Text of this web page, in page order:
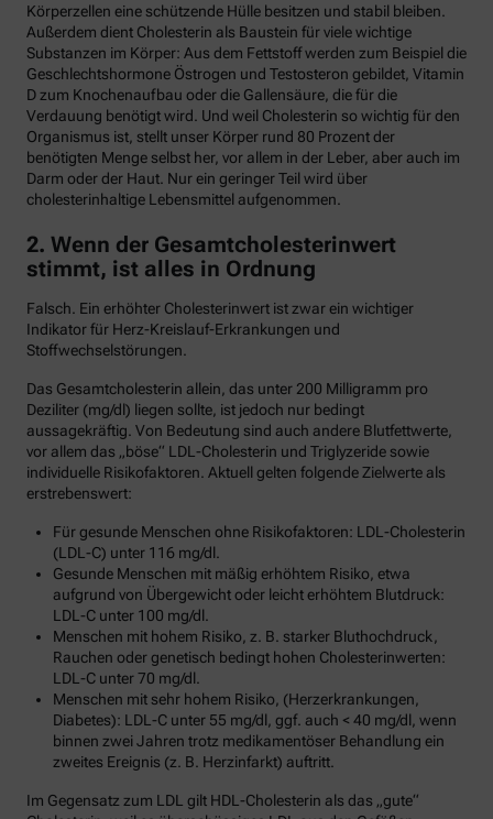
Körperzellen eine schützende Hülle besitzen und stabil bleiben.
Außerdem dient Cholesterin als Baustein für viele wichtige
Substanzen im Körper: Aus dem Fettstoff werden zum Beispiel die
Geschlechtshormone Östrogen und Testosteron gebildet, Vitamin
D zum Knochenaufbau oder die Gallensäure, die für die
Verdauung benötigt wird. Und weil Cholesterin so wichtig für den
Organismus ist, stellt unser Körper rund 80 Prozent der
benötigten Menge selbst her, vor allem in der Leber, aber auch im
Darm oder der Haut. Nur ein geringer Teil wird über
cholesterinhaltige Lebensmittel aufgenommen.
2. Wenn der Gesamtcholesterinwert
stimmt, ist alles in Ordnung
Falsch. Ein erhöhter Cholesterinwert ist zwar ein wichtiger
Indikator für Herz-Kreislauf-Erkrankungen und
Stoffwechselstörungen.
Das Gesamtcholesterin allein, das unter 200 Milligramm pro
Deziliter (mg/dl) liegen sollte, ist jedoch nur bedingt
aussagekräftig. Von Bedeutung sind auch andere Blutfettwerte,
vor allem das „böse“ LDL-Cholesterin und Triglyzeride sowie
individuelle Risikofaktoren. Aktuell gelten folgende Zielwerte als
erstrebenswert:
Für gesunde Menschen ohne Risikofaktoren: LDL-Cholesterin
(LDL-C) unter 116 mg/dl.
Gesunde Menschen mit mäßig erhöhtem Risiko, etwa
aufgrund von Übergewicht oder leicht erhöhtem Blutdruck:
LDL-C unter 100 mg/dl.
Menschen mit hohem Risiko, z. B. starker Bluthochdruck,
Rauchen oder genetisch bedingt hohen Cholesterinwerten:
LDL-C unter 70 mg/dl.
Menschen mit sehr hohem Risiko, (Herzerkrankungen,
Diabetes): LDL-C unter 55 mg/dl, ggf. auch < 40 mg/dl, wenn
binnen zwei Jahren trotz medikamentöser Behandlung ein
zweites Ereignis (z. B. Herzinfarkt) auftritt.
Im Gegensatz zum LDL gilt HDL-Cholesterin als das „gute“